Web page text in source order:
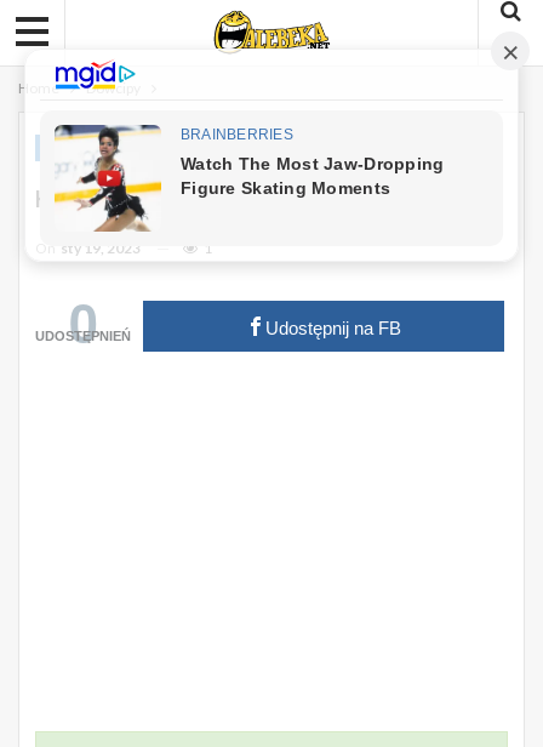
Home Dowcipy
DOWCIPY
Kawał: Babka Od Kredytu
sty 19, 2023 1
0
UDOSTĘPNIEŃ Udostępnij na FB